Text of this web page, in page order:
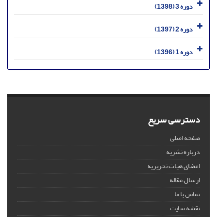
دوره 3 (1398)
دوره 2 (1397)
دوره 1 (1396)
دسترسی سریع
صفحه اصلی
درباره نشریه
اعضای هیات تحریریه
ارسال مقاله
تماس با ما
نقشه سایت